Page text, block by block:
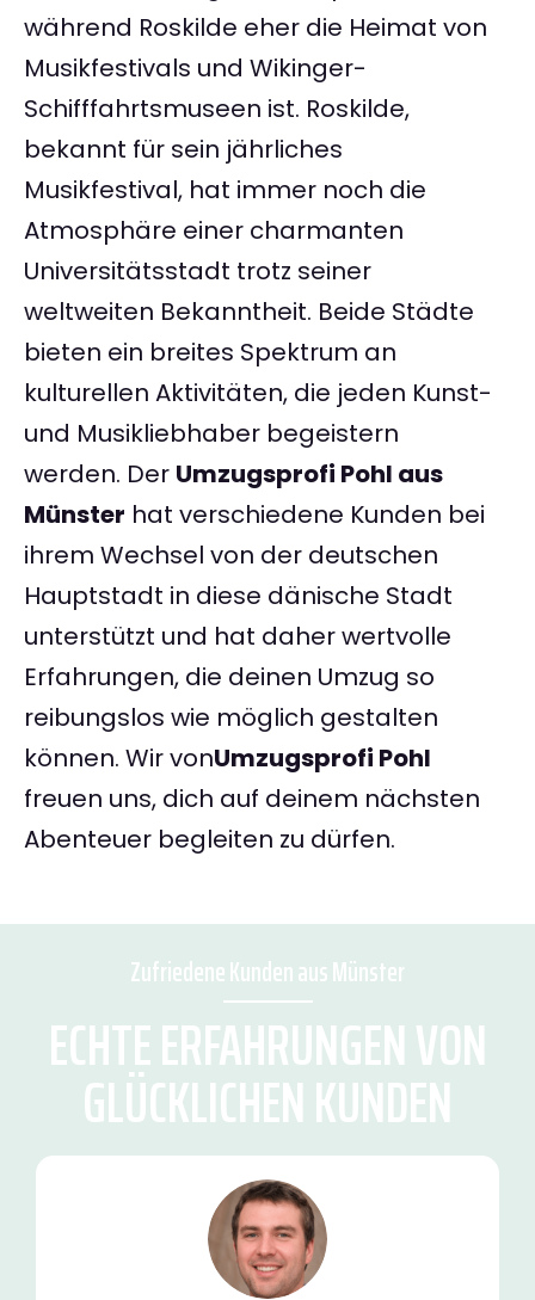
während Roskilde eher die Heimat von
Musikfestivals und Wikinger-
Schifffahrtsmuseen ist. Roskilde,
bekannt für sein jährliches
Musikfestival, hat immer noch die
Atmosphäre einer charmanten
Universitätsstadt trotz seiner
weltweiten Bekanntheit. Beide Städte
bieten ein breites Spektrum an
kulturellen Aktivitäten, die jeden Kunst-
und Musikliebhaber begeistern
werden. Der Umzugsprofi Pohl aus
Münster hat verschiedene Kunden bei
ihrem Wechsel von der deutschen
Hauptstadt in diese dänische Stadt
unterstützt und hat daher wertvolle
Erfahrungen, die deinen Umzug so
reibungslos wie möglich gestalten
können. Wir vonUmzugsprofi Pohl
freuen uns, dich auf deinem nächsten
Abenteuer begleiten zu dürfen.
Zufriedene Kunden aus Münster
ECHTE ERFAHRUNGEN VON
GLÜCKLICHEN KUNDEN